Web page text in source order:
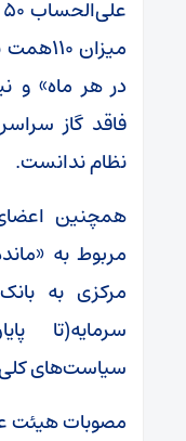
میزان
در هر ماه» و
فاقد گاز
نظام ندانست.
همچنین
مربوط به
مرکزی به
سیاست‌های کلی
مصوبات هیئت